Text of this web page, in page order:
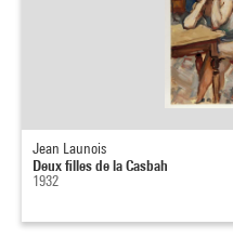
Jean Launois
Deux filles de la Casbah
1932